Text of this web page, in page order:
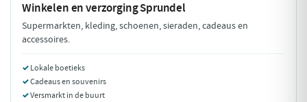
Winkelen en verzorgingSprundel
Supermarkten, kleding, schoenen, sieraden, cadeaus en
accessoires.
Lokale boetieks
Cadeaus en souvenirs
Versmarkt in de buurt